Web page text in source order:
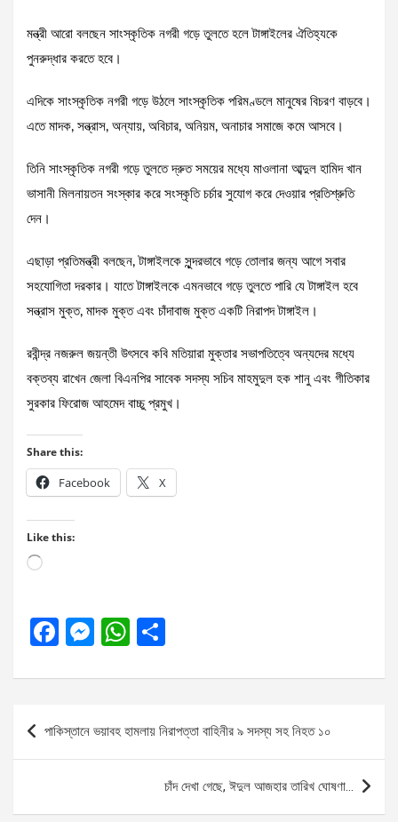
মন্ত্রী আরো বলছেন সাংস্কৃতিক নগরী গড়ে তুলতে হলে টাঙ্গাইলের ঐতিহ্যকে
পুনরুদ্ধার করতে হবে।
এদিকে সাংস্কৃতিক নগরী গড়ে উঠলে সাংস্কৃতিক পরিমণ্ডলে মানুষের বিচরণ বাড়বে।
এতে মাদক, সন্ত্রাস, অন্যায়, অবিচার, অনিয়ম, অনাচার সমাজে কমে আসবে।
তিনি সাংস্কৃতিক নগরী গড়ে তুলতে দ্রুত সময়ের মধ্যে মাওলানা আব্দুল হামিদ খান
ভাসানী মিলনায়তন সংস্কার করে সংস্কৃতি চর্চার সুযোগ করে দেওয়ার প্রতিশ্রুতি
দেন।
এছাড়া প্রতিমন্ত্রী বলছেন, টাঙ্গাইলকে সুন্দরভাবে গড়ে তোলার জন্য আগে সবার
সহযোগিতা দরকার। যাতে টাঙ্গাইলকে এমনভাবে গড়ে তুলতে পারি যে টাঙ্গাইল হবে
সন্ত্রাস মুক্ত, মাদক মুক্ত এবং চাঁদাবাজ মুক্ত একটি নিরাপদ টাঙ্গাইল।
রবীন্দ্র নজরুল জয়ন্তী উৎসবে কবি মতিয়ারা মুক্তার সভাপতিত্বে অন্যদের মধ্যে
বক্তব্য রাখেন জেলা বিএনপির সাবেক সদস্য সচিব মাহমুদুল হক শানু এবং গীতিকার
সুরকার ফিরোজ আহমেদ বাচ্চু প্রমুখ।
Share this:
Facebook X
Like this:
Loading…
F
ce
b
o
M
se
g
W
at
A
ar
e
Post
navigation
পাকিস্তানে ভয়াবহ হামলায় নিরাপত্তা বাহিনীর ৯ সদস্য সহ নিহত ১০
চাঁদ দেখা গেছে, ঈদুল আজহার তারিখ ঘোষণা…